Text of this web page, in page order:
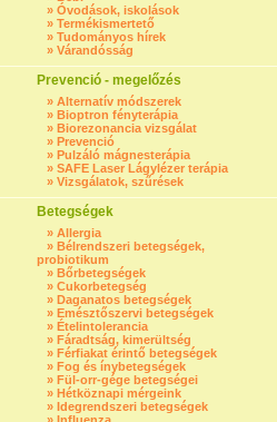
» Óvodások, iskolások
» Termékismertető
» Tudományos hírek
» Várandósság
Prevenció - megelőzés
» Alternatív módszerek
» Bioptron fényterápia
» Biorezonancia vizsgálat
» Prevenció
» Pulzáló mágnesterápia
» SAFE Laser Lágylézer terápia
» Vizsgálatok, szűrések
Betegségek
» Allergia
» Bélrendszeri betegségek,
probiotikum
» Bőrbetegségek
» Cukorbetegség
» Daganatos betegségek
» Emésztőszervi betegségek
» Ételintolerancia
» Fáradtság, kimerültség
» Férfiakat érintő betegségek
» Fog és ínybetegségek
» Fül-orr-gége betegségei
» Hétköznapi mérgeink
» Idegrendszeri betegségek